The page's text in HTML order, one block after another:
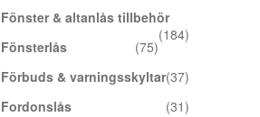
Fönster & altanlås tillbehör
(184)
Fönsterlås
(75)
Förbuds & varningsskyltar(37)
Fordonslås
(31)